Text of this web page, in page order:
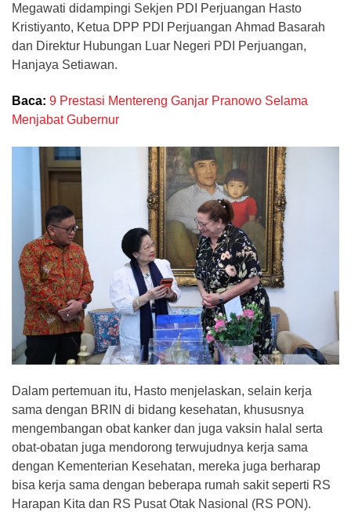
Megawati didampingi Sekjen PDI Perjuangan Hasto
Kristiyanto, Ketua DPP PDI Perjuangan Ahmad Basarah
dan Direktur Hubungan Luar Negeri PDI Perjuangan,
Hanjaya Setiawan.
Baca: 9 Prestasi Mentereng Ganjar Pranowo Selama
Menjabat Gubernur
Dalam pertemuan itu, Hasto menjelaskan, selain kerja
sama dengan BRIN di bidang kesehatan, khususnya
mengembangan obat kanker dan juga vaksin halal serta
obat-obatan juga mendorong terwujudnya kerja sama
dengan Kementerian Kesehatan, mereka juga berharap
bisa kerja sama dengan beberapa rumah sakit seperti RS
Harapan Kita dan RS Pusat Otak Nasional (RS PON).